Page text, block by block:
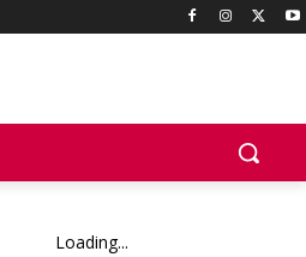
Loading...